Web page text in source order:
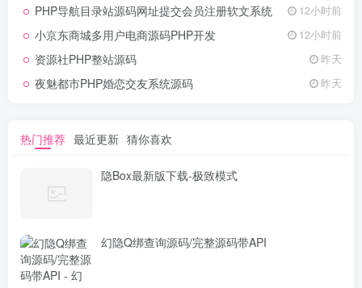
源定期更新、分类清晰、下载便
务，快来探索发现所需资源！
PHP导航目录站源码网址提交会员注册软文系统 12小时前
小京东商城多用户电商源码PHP开发 12小时前
资源社PHP整站源码 昨天
夜魅都市PHP婚恋交友系统源码 昨天
热门推荐 最近更新 猜你喜欢
隐Box最新版下载-极致模式
幻隐Q绑查询源码/完整源码带API